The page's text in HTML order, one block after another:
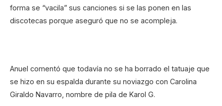
forma se “vacila” sus canciones si se las ponen en las
discotecas porque aseguró que no se acompleja.
Anuel comentó que todavía no se ha borrado el tatuaje que
se hizo en su espalda durante su noviazgo con Carolina
Giraldo Navarro, nombre de pila de Karol G.